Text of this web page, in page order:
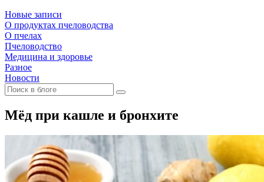
Новые записи
О продуктах пчеловодства
О пчелах
Пчеловодство
Медицина и здоровье
Разное
Новости
Мёд при кашле и бронхите